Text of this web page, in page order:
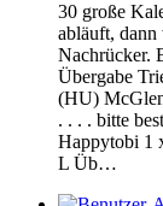
30 große
abläuft,
Nachrücker.
Übergabe
(HU)
. . . . bitte
Happytobi 1
L Üb…